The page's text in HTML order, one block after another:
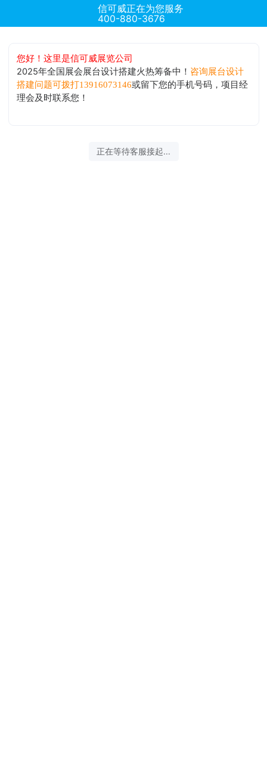
信可威正在为您服务
400-880-3676
您好！这里是信可威展览公司
2025年全国展会展台设计搭建火热筹备中！ 咨询展台设计
搭建问题可拨打13916073146或留下您的手机号码，项目经
理会及时联系您！
正在等待客服接起...